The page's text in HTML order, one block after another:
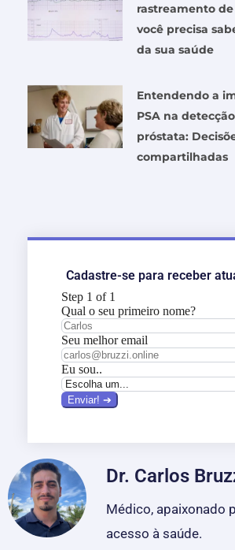
rastreamento
você precisa
da sua saúde
Entendendo a
PSA na
próstata:
compartilhadas
Cadastre-se para receber
Dr. Carlos
Médico, apaixonado
acesso à saúde.